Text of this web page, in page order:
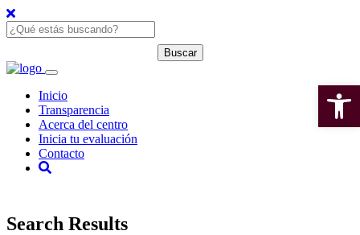
Inicio
Transparencia
Acerca del centro
Inicia tu evaluación
Contacto
Search Results